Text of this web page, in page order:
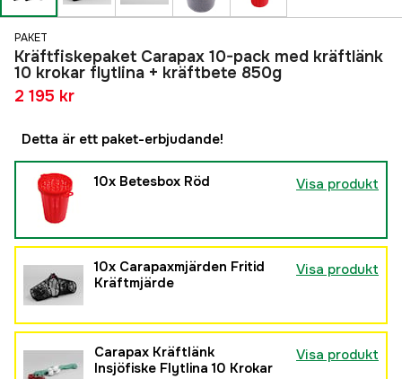
PAKET
Kräftfiskepaket Carapax 10-pack med kräftlänk
10 krokar flytlina + kräftbete 850g
2 195 kr
Detta är ett paket-erbjudande!
10x Betesbox Röd Visa produkt
10x Carapaxmjärden Fritid
Kräftmjärde
Visa produkt
Carapax Kräftlänk
Insjöfiske Flytlina 10 Krokar
Visa produkt